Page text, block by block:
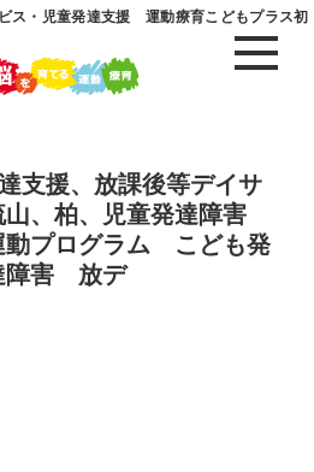
ス・児童発達支援 運動療育こどもプラス初
支援、放課後等デイサ
山、柏、児童発達障害
プログラム こども発
障害 放デ